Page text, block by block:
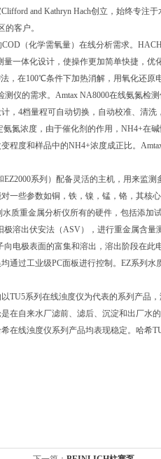
and Kathryn Hach创立，始终专注
客户。
（化学需氧量）在线分析需求。
一体化设计，使操作更加简单快捷，
，在100℃条件下加热消解，用氧化还原
仪的需求。Amtax NA8000在线氨氮检
，4档量程可自动切换，自动校准、清
氮浓度，由于催化剂的作用，NH4+在
程度和样品中的NH4+浓度成正比。
系列）配备灵活的主机，用来监
一些参数如铜，铁，镍，锰，铬，其核
质重金属分析仪所有的硬件，包括添加
极溶出伏安法（ASV），进行重金属含
电极表面的富集和溶出，溶出阶段在
通过工业级PC面板进行控制。EZ系列
TU5系列在线浊度仪为代表的系列产品
在自来水厂滤前、滤后、沉淀和出厂水
在线浊度仪系列产品均表现稳定。哈希